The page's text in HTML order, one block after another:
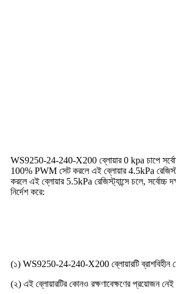
WS9250-24-240-X200 ব্লোয়ার 0 kpa চাপে
100% PWM সেট করলে এই ব্লোয়ার 4.5kPa
করলে এই ব্লোয়ার 5.5kPa রেজিস্ট্যান্সে চলে, সর্বোচ্চ
নির্দেশ করে:
(১) WS9250-24-240-X200 ব্লোয়ারটি ব্রাশবিহীন
(২) এই ব্লোয়ারটির কোনও রক্ষণাবেক্ষণের প্রয়োজন